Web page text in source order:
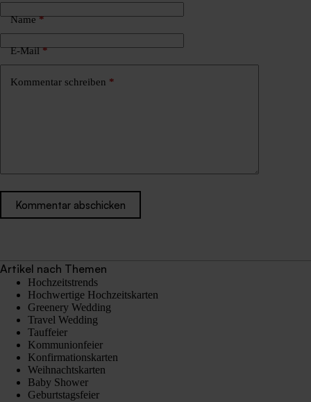
Name*
E-Mail*
Kommentar schreiben *
Kommentar abschicken
Artikel nach Themen
Hochzeitstrends
Hochwertige Hochzeitskarten
Greenery Wedding
Travel Wedding
Tauffeier
Kommunionfeier
Konfirmationskarten
Weihnachtskarten
Baby Shower
Geburtstagsfeier